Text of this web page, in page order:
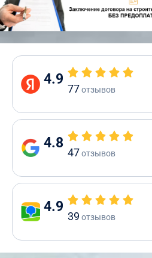
4.9
77отзывов
4.8
47отзывов
4.9
39 отзывов